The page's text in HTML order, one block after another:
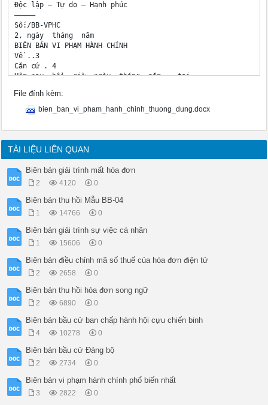
Độc lập – Tự do – Hạnh phúc
—————
Số:/BB-VPHC
2, ngày  tháng  năm
BIÊN BẢN VI PHẠM HÀNH CHÍNH
Về ..3
Căn cứ . 4
Hôm nay, hồi  giờ  ngày  tháng  năm ., tại  ..
Với sự chứng kiến của:6..
Tiến hành lập biên bản vi phạm hành chính đối với:7
Ông (Bà)/Tổ chức:
Địa chỉ:.
Giấy CMND hoặc hộ chiếu/Quyết định thành lập hoặc ĐKKD số:
Cấp ngày: . Nơi cấp:
Đã có các hành vi vi phạm hành chính:8
Quy định tại9.
Cá nhân/tổ chức bị thiệt hại:10.
Ý kiến trình bày của cá nhân/đại diện tổ chức vi phạm:
.
Ý kiến trình bày của người chứng kiến:
Ý kiến trình bày của cá nhân/tổ chức bị thiệt hại:
.
Các biện pháp ngăn chặn vi phạm hành chính và bảo đảm xử lý
.
.
Ngoài những tang vật, phương tiện vi phạm hành chính và
Lý do không ký biên bản: .
Cá nhân/Tổ chức vi phạm gửi văn bản yêu cầu được giải
TỔ CHỨC VI PHẠM
(Ký, ghi rõ họ tên)
File đính kèm:
bien_ban_vi_pham_hanh_chinh_thuong_dung.docx
TÀI LIỆU LIÊN QUAN
Biên bản giải trình mất hóa đơn
2 4120 0
Biên bản thu hồi Mẫu BB-04
1 14766 0
Biên bản giải trình sự việc cá nhân
1 15606 0
Biên bản điều chỉnh mã số thuế của hóa đơn điện tử
2 2658 0
Biên bản thu hồi hóa đơn song ngữ
2 6890 0
Biên bản bầu cử ban chấp hành hội cựu chiến binh
4 10278 0
Biên bản bầu cử Đảng bộ
2 2734 0
Biên bản vi phạm hành chính phổ biến nhất
3 2822 0